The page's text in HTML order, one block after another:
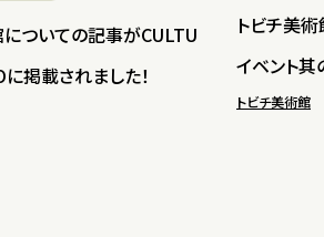
についての記事がCULTU
掲載されました！
トビチ美術
イベント其
トビチ美術館